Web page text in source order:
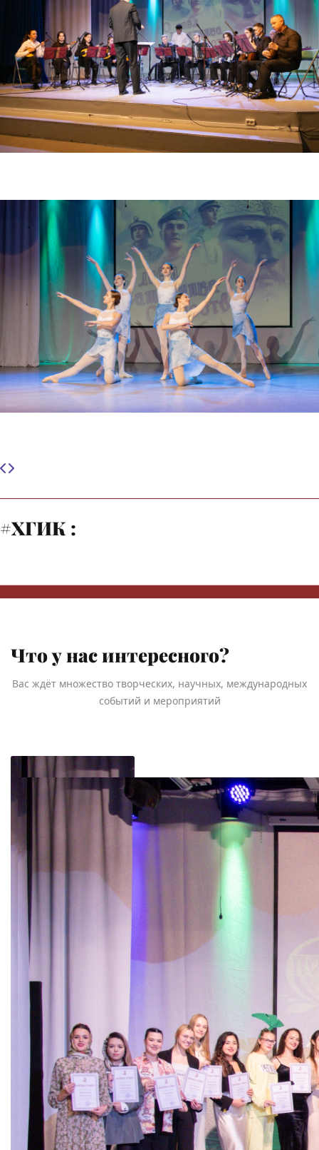
#ХГИК :
Что у нас интересного?
Вас ждёт множество творческих, научных, международных
событий и мероприятий